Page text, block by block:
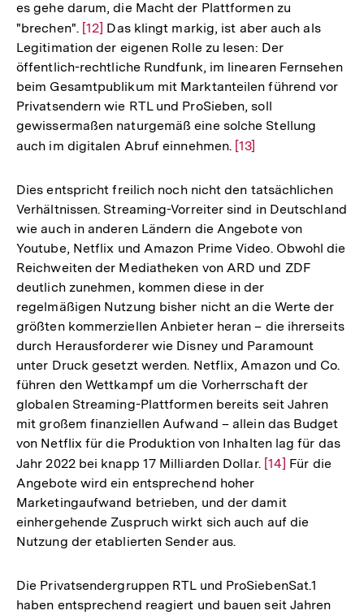
es gehe darum, die Macht der Plattformen zu
"brechen". Zur
Auflösung
der
Fußnote
[12] Das klingt markig, ist aber auch als
Legitimation der eigenen Rolle zu lesen: Der
öffentlich-rechtliche Rundfunk, im linearen Fernsehen
beim Gesamtpublikum mit Marktanteilen führend vor
Privatsendern wie RTL und ProSieben, soll
gewissermaßen naturgemäß eine solche Stellung
auch im digitalen Abruf einnehmen. Zur
der
Fußnote
[13]
Dies entspricht freilich noch nicht den tatsächlichen
Verhältnissen. Streaming-Vorreiter sind in Deutschland
wie auch in anderen Ländern die Angebote von
Youtube, Netflix und Amazon Prime Video. Obwohl die
Reichweiten der Mediatheken von ARD und ZDF
deutlich zunehmen, kommen diese in der
regelmäßigen Nutzung bisher nicht an die Werte der
größten kommerziellen Anbieter heran – die ihrerseits
durch Herausforderer wie Disney und Paramount
unter Druck gesetzt werden. Netflix, Amazon und Co.
führen den Wettkampf um die Vorherrschaft der
globalen Streaming-Plattformen bereits seit Jahren
mit großem finanziellen Aufwand – allein das Budget
von Netflix für die Produktion von Inhalten lag für das
Jahr 2022 bei knapp 17 Milliarden Dollar. Zur
der
Fußnote
[14] Für die
Angebote wird ein entsprechend hoher
Marketingaufwand betrieben, und der damit
einhergehende Zuspruch wirkt sich auch auf die
Nutzung der etablierten Sender aus.
Die Privatsendergruppen RTL und ProSiebenSat.1
haben entsprechend reagiert und bauen seit Jahren